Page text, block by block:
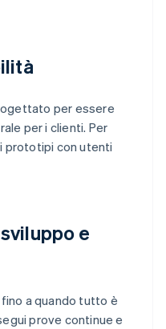
per essere
per i clienti. Per
prototipi con utenti
e
a quando tutto è
prove continue e